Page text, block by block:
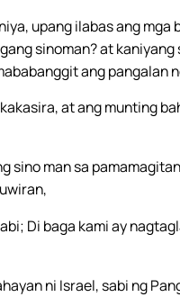
upang ilabas ang mga
sinoman? at
ang pangalan
at ang munting
sino man sa
Di baga kami ay
ni Israel, sabi ng